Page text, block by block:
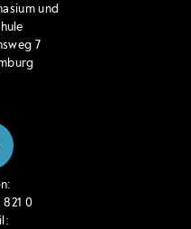
und
7
821 0